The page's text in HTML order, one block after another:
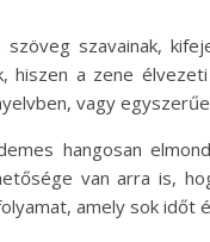
szavainak,
hiszen a zene
vagy
hangosan
van arra is,
amely sok